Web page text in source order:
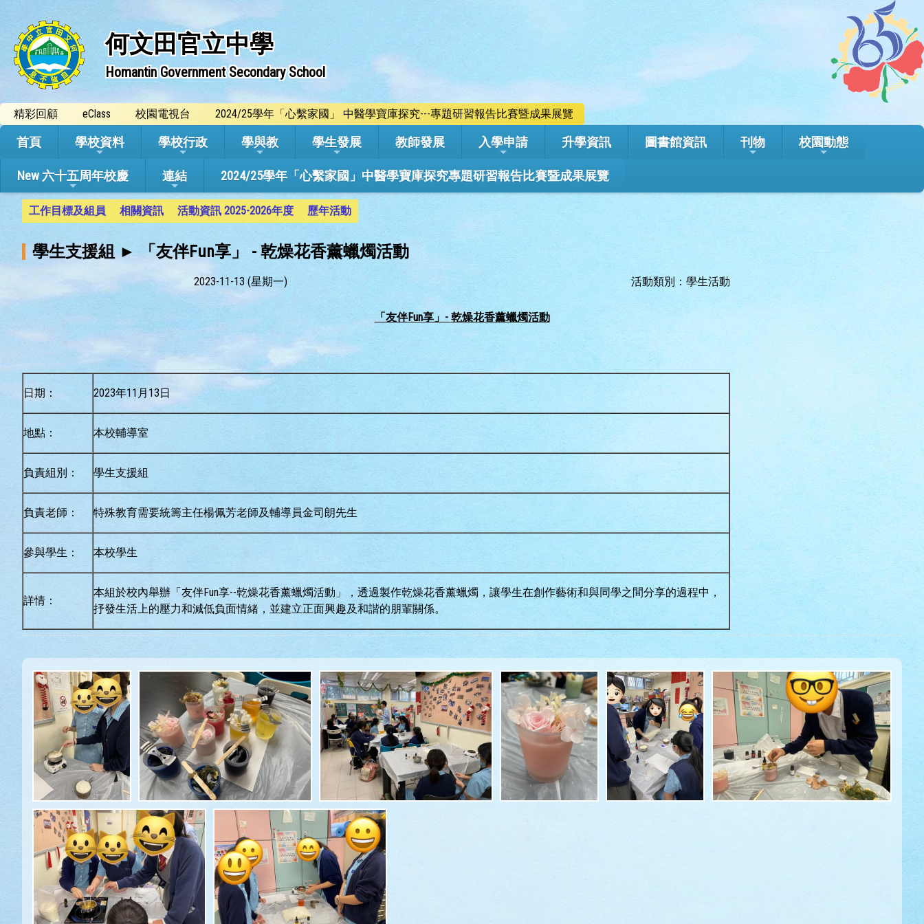
何文田官立中學
Homantin Government Secondary School
精彩回顧 eClass 校園電視台 2024/25學年「心繫家國」 中醫學寶庫探究---專題研習報告比賽暨成果展覽
首頁 學校資料 學校行政 學與教 學生發展 教師發展 入學申請 升學資訊 圖書館資訊 刊物 校園動態
New 六十五周年校慶 連結 2024/25學年「心繫家國」中醫學寶庫探究專題研習報告比賽暨成果展覽
工作目標及組員 相關資訊 活動資訊 2025-2026年度 歷年活動
學生支援組 ► 「友伴Fun享」 - 乾燥花香薰蠟燭活動
2023-11-13 (星期一) 活動類別：學生活動
「友伴Fun享」- 乾燥花香薰蠟燭活動
日期： 2023年11月13日
地點： 本校輔導室
負責組別： 學生支援組
負責老師： 特殊教育需要統籌主任楊佩芳老師及輔導員金司朗先生
參與學生： 本校學生
詳情：
本組於校內舉辦「友伴Fun享--乾燥花香薰蠟燭活動」，透過製作乾燥花香薰蠟燭，讓學生在創作藝術和與同學之間分享的過程中，
抒發生活上的壓力和減低負面情緒，並建立正面興趣及和諧的朋輩關係。